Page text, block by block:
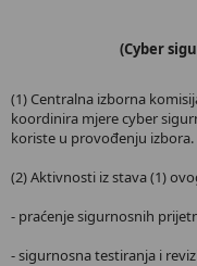
(Cyber
(1) Centralna izborna
koordinira mjere cyber
koriste u provođenju izbora.
(2) Aktivnosti iz stava (1)
- praćenje sigurnosnih
- sigurnosna testiranja i